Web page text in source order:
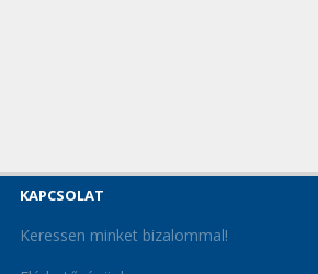
KAPCSOLAT
Keressen minket bizalommal!